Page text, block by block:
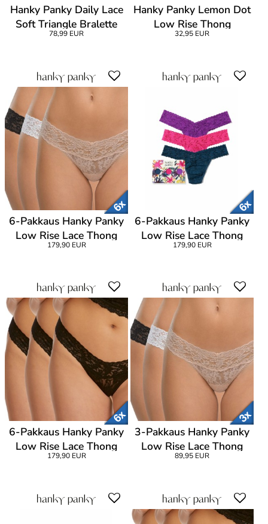
Hanky Panky Daily Lace
Soft Triangle Bralette
78,99 EUR
Hanky Panky Lemon Dot
Low Rise Thong
32,95 EUR
6-Pakkaus Hanky Panky
Low Rise Lace Thong
179,90 EUR
6-Pakkaus Hanky Panky
Low Rise Lace Thong
179,90 EUR
6-Pakkaus Hanky Panky
Low Rise Lace Thong
179,90 EUR
3-Pakkaus Hanky Panky
Low Rise Lace Thong
89,95 EUR